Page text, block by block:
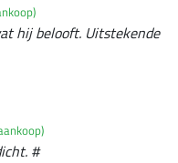
hij belooft. Uitstekende
#